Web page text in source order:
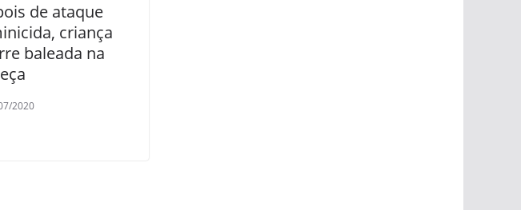
de ataque
criança
baleada na
2020